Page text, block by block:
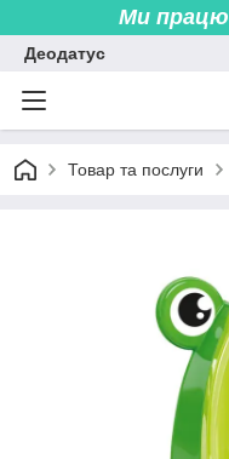
Ми
Деодатус
Товар та послуги